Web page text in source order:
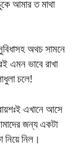
আমার ত মাথা
অথচ সামনে
এমন ভাবে রাখা
চলে!
এখানে আসে
জন্য একটা
নিয়ে নিল।